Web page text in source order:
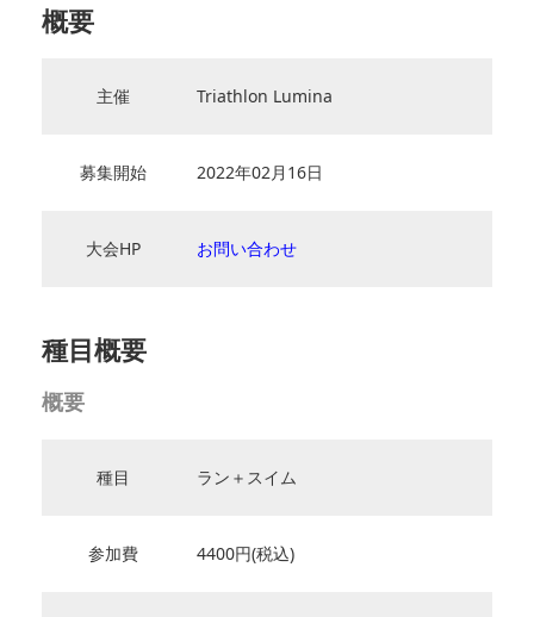
概要
主催 Triathlon Lumina
募集開始 2022年02月16日
大会HP お問い合わせ
種目概要
概要
種目 ラン＋スイム
参加費 4400円(税込)